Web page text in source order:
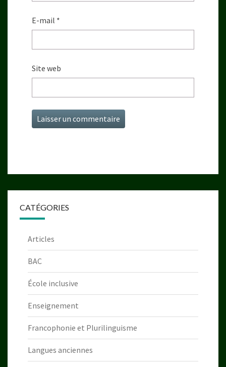
E-mail *
Site web
CATÉGORIES
Articles
BAC
École inclusive
Enseignement
Francophonie et Plurilinguisme
Langues anciennes